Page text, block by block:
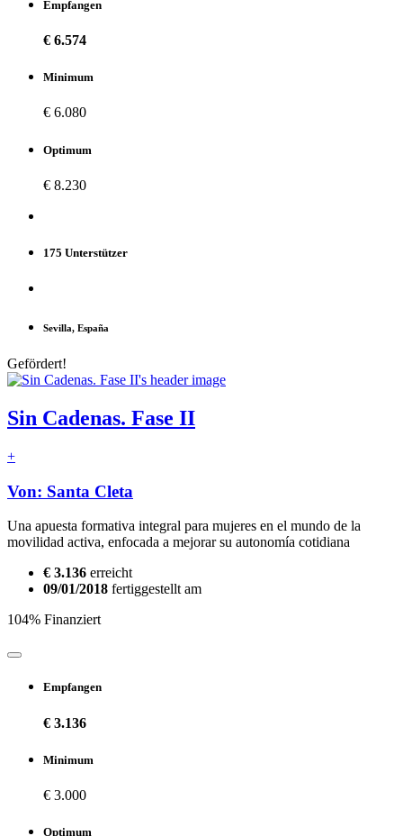
Empfangen
€ 6.574
Minimum
€ 6.080
Optimum
€ 8.230
175 Unterstützer
Sevilla, España
Gefördert!
Sin Cadenas. Fase II
+
Von: Santa Cleta
Una apuesta formativa integral para mujeres en el mundo de la
movilidad activa, enfocada a mejorar su autonomía cotidiana
€ 3.136 erreicht
09/01/2018 fertiggestellt am
104% Finanziert
Empfangen
€ 3.136
Minimum
€ 3.000
Optimum